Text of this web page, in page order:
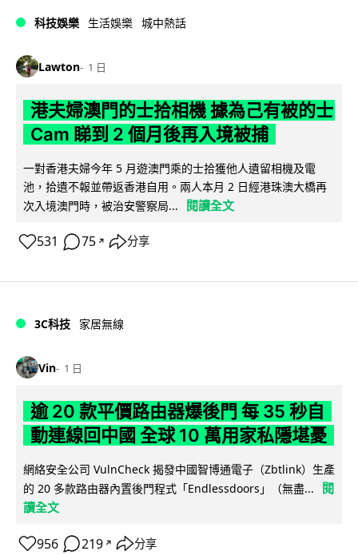
科技娛樂 生活娛樂 城中熱話
Lawton 1 日
港夫婦澳門的士拾相機 據為己有被的士
Cam 睇到 2 個月後再入境被捕
一對香港夫婦今年 5 月遊澳門乘的士拾獲他人遺留相機及電
池，拾遺不報並帶返香港自用。兩人本月 2 日經港珠澳大橋再
次入境澳門時，被治安警察局...
閱讀全文
531 75 ↗ 分享
3C科技 家居無線
Vin 1 日
逾 20 款平價路由器爆後門 每 35 秒自
動連線回中國 全球 10 萬用家私隱堪憂
網絡安全公司 VulnCheck 揭發中國智博通電子（Zbtlink）生產
的 20 多款路由器內置後門程式「Endlessdoors」（無盡...
閱
讀全文
956 219 ↗ 分享